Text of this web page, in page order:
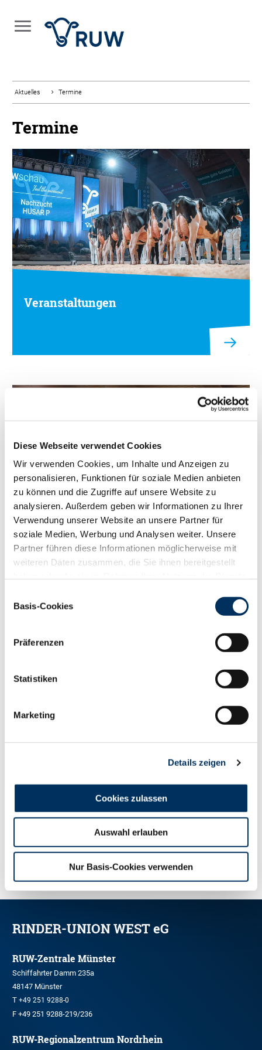
Diese Webseite verwendet Cookies
Wir verwenden Cookies, um Inhalte und Anzeigen zu
personalisieren, Funktionen für soziale Medien anbieten
zu können und die Zugriffe auf unsere Website zu
analysieren. Außerdem geben wir Informationen zu Ihrer
Verwendung unserer Website an unsere Partner für
soziale Medien, Werbung und Analysen weiter. Unsere
Partner führen diese Informationen möglicherweise mit
weiteren Daten zusammen, die Sie ihnen bereitgestellt
Cookies, wenn Sie unsere Webseite weiterhin nutzen.
Basis-Cookies
Präferenzen
Statistiken
Marketing
Details zeigen
Cookies zulassen
Auswahl erlauben
Nur Basis-Cookies verwenden
Aktuelles Termine
Termine
Veranstaltungen
Auktionen
RINDER-UNION WEST eG
RUW-Zentrale Münster
Schiffahrter Damm 235a
48147 Münster
T +49 251 9288-0
F +49 251 9288-219/236
RUW-Regionalzentrum Nordrhein